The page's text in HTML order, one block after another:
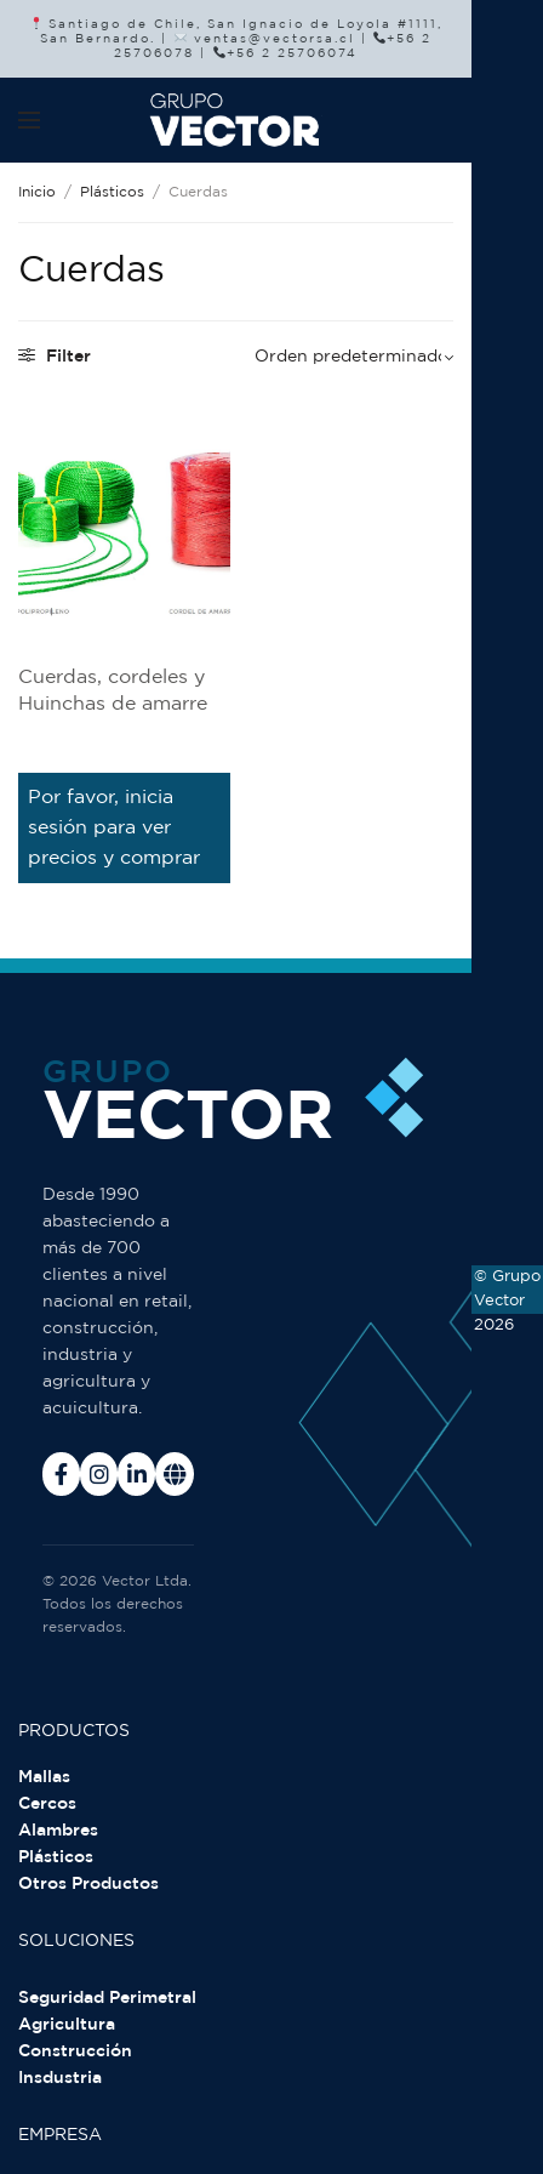
Santiago de Chile, San Ignacio de Loyola #1111,
San Bernardo. |
ventas@vectorsa.cl |
+56 2
25706078 |
+56 2 25706074
Inicio / Plásticos / Cuerdas
Cuerdas
Filter
Cuerdas, cordeles y
Huinchas de amarre
Por favor, inicia
sesión para ver
precios y comprar
GRUPO
VECTOR
Desde 1990
abasteciendo a
más de 700
clientes a nivel
nacional en retail,
construcción,
industria y
agricultura y
acuicultura.
© 2026 Vector Ltda.
Todos los derechos
reservados.
PRODUCTOS
Mallas
Cercos
Alambres
Plásticos
Otros Productos
SOLUCIONES
Seguridad Perimetral
Agricultura
Construcción
Insdustria
EMPRESA
© Grupo
Vector
2026